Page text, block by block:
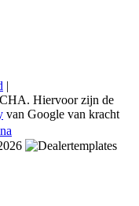
|
Hiervoor zijn de
van Google van kracht